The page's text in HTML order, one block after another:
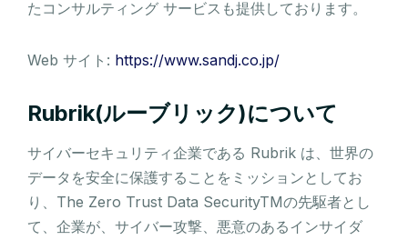
たコンサルティング サービスも提供しております。
Web サイト: https://www.sandj.co.jp/
Rubrik(ルーブリック)について
サイバーセキュリティ企業である Rubrik は、世界の
データを安全に保護することをミッションとしてお
り、The Zero Trust Data SecurityTMの先駆者とし
て、企業が、サイバー攻撃、悪意のあるインサイダ